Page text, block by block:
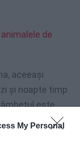
My Personal
de
aceeași
și noapte timp
este
care ar